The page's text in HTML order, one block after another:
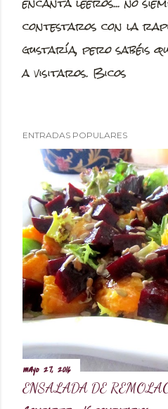
u
a
n
c
o
m
e
n
t
a
r
contestaros con la
gustaría, pero sabéis
a visitaros. Bicos
ENTRADAS POPULARES
mayo 27, 2016
ENSALADA DE